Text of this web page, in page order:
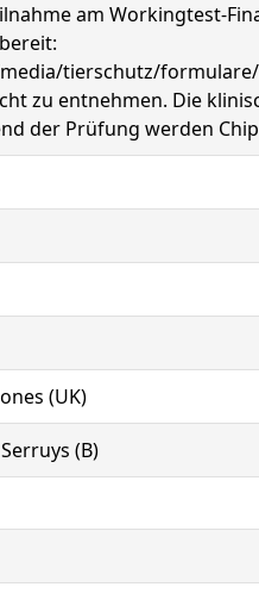
am Workingtest-
tierschutz/formulare/
zu entnehmen. Die
der Prüfung werden
(UK)
(B)